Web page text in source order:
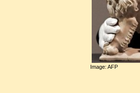
Image: AFP
Charles
reprises